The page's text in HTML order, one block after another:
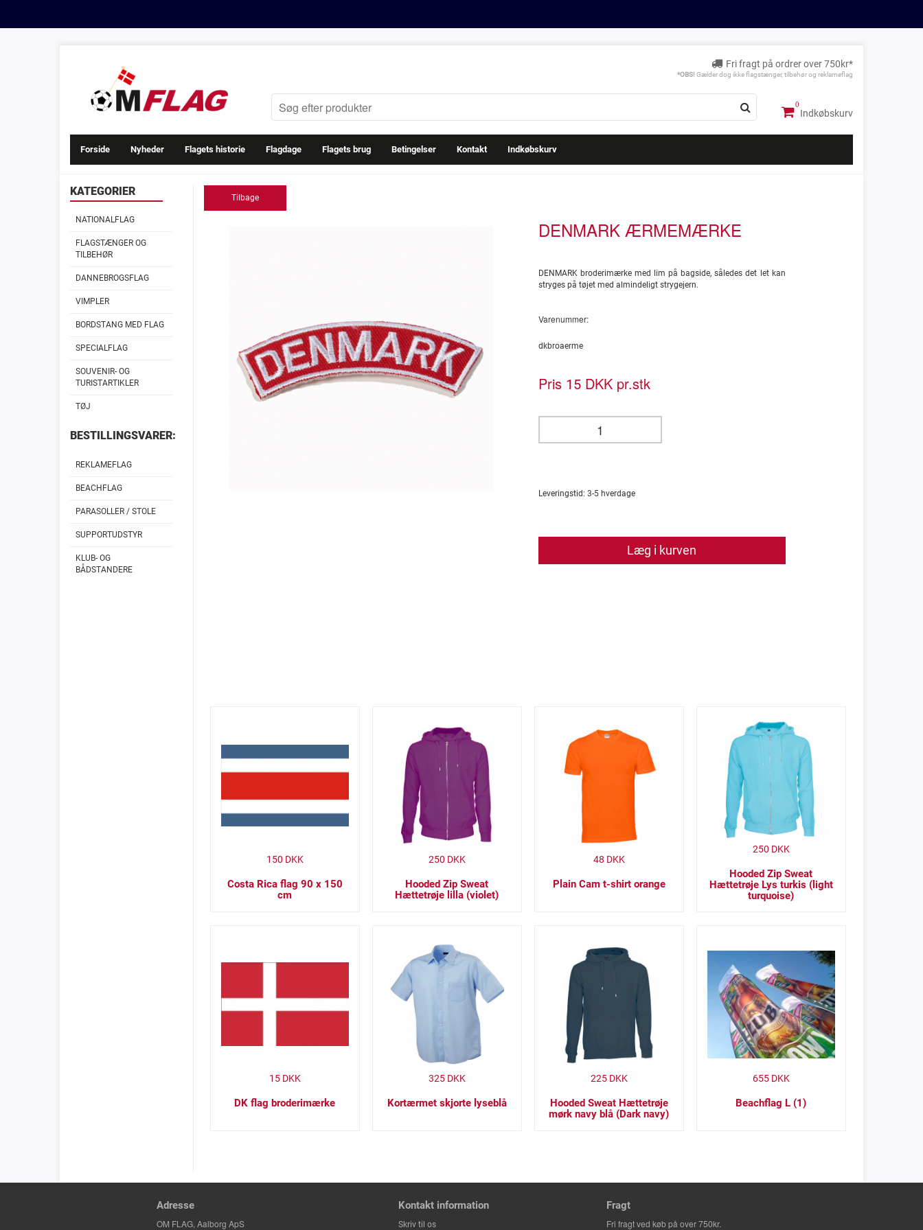
Fri fragt på ordrer over 750kr*
*OBS! Gælder dog ikke flagstænger, tilbehør og reklameflag
Indkøbskurv
Forside Nyheder Flagets historie Flagdage Flagets brug Betingelser Kontakt Indkøbskurv
KATEGORIER
NATIONALFLAG
FLAGSTÆNGER OG
TILBEHØR
DANNEBROGSFLAG
VIMPLER
BORDSTANG MED FLAG
SPECIALFLAG
SOUVENIR- OG
TURISTARTIKLER
TØJ
BESTILLINGSVARER:
REKLAMEFLAG
BEACHFLAG
PARASOLLER / STOLE
SUPPORTUDSTYR
KLUB- OG
BÅDSTANDERE
Tilbage
DENMARK ÆRMEMÆRKE
DENMARK broderimærke med lim på bagside, således det let kan
stryges på tøjet med almindeligt strygejern.
Varenummer:
dkbroaerme
Pris 15 DKK pr.stk
Leveringstid: 3-5 hverdage
Læg i kurven
Costa Rica flag 90 x 150
cm
150 DKK
Hooded Zip Sweat
Hættetrøje lilla (violet)
250 DKK
Plain Cam t-shirt orange
48 DKK
Hooded Zip Sweat
Hættetrøje Lys turkis (light
turquoise)
250 DKK
DK flag broderimærke
15DKK
Kortærmet skjorte lyseblå
325DKK
Hooded Sweat Hættetrøje
mørk navy blå (Dark navy)
225DKK
Beachflag L (1)
655DKK
Adresse
OM FLAG, Aalborg ApS
Kontakt information
Skriv til os
Fragt
Fri fragt ved køb på over 750kr.